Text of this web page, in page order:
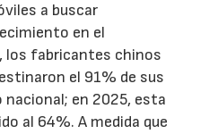
a buscar
en el
los fabricantes chinos
el 91% de sus
nacional; en 2025, esta
al 64%. A medida que